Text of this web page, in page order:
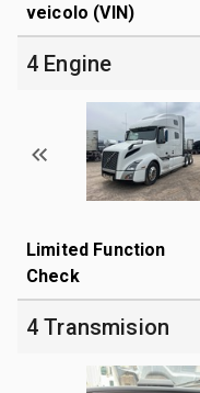
veicolo (VIN)
4 Engine
Limited Function
Check
4 Transmision